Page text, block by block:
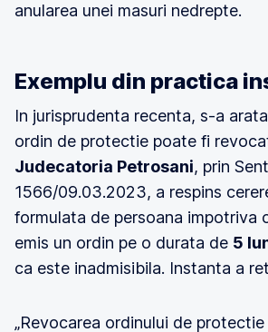
anularea unei masuri nedrepte.
Exemplu din practica
In jurisprudenta recenta, s-a
ordin de protectie poate fi
Judecatoria Petrosani, prin
1566/09.03.2023, a respins
formulata de persoana impotriva
emis un ordin pe o durata de 5
ca este inadmisibila. Instanta a
„Revocarea ordinului de